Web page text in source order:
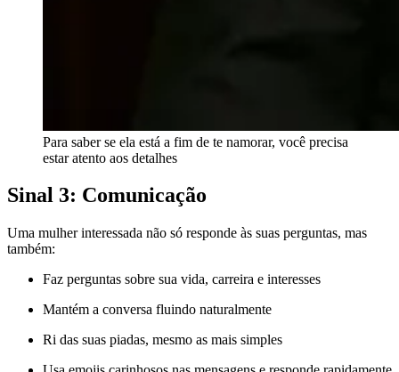
Para saber se ela está a fim de te namorar, você precisa
estar atento aos detalhes
Sinal 3: Comunicação
Uma mulher interessada não só responde às suas perguntas, mas
também:
Faz perguntas sobre sua vida, carreira e interesses
Mantém a conversa fluindo naturalmente
Ri das suas piadas, mesmo as mais simples